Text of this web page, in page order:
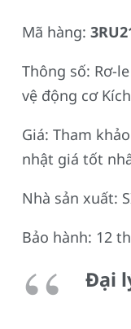
Mã hàng:
Thông số: Rơ-
vệ động cơ
Giá: Tham
nhật giá tốt
Nhà sản xuất:
Bảo hành: 12
Đại